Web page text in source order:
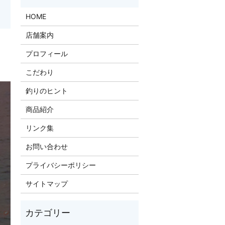
HOME
店舗案内
プロフィール
こだわり
釣りのヒント
商品紹介
リンク集
お問い合わせ
プライバシーポリシー
サイトマップ